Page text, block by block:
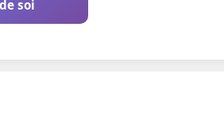
soi